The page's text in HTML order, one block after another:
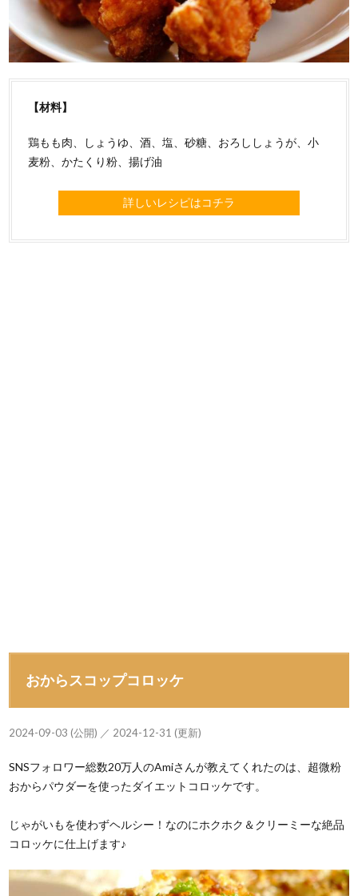
【材料】
鶏もも肉、しょうゆ、酒、塩、砂糖、おろししょうが、小
麦粉、かたくり粉、揚げ油
詳しいレシピはコチラ
おからスコップコロッケ
2024-09-03 (公開) ／ 2024-12-31 (更新)
SNSフォロワー総数20万人のAmiさんが教えてくれたのは、超微粉
おからパウダーを使ったダイエットコロッケです。
じゃがいもを使わずヘルシー！なのにホクホク＆クリーミーな絶品
コロッケに仕上げます♪